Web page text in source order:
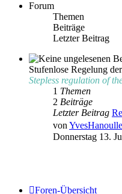
Forum
Themen
Beiträge
Letzter Beitrag
Stufenlose Regelung
Stepless regulation of
1 Themen
2 Beiträge
Letzter Beitrag
von YvesHanoulle
Donnerstag 13.
Foren-Übersicht